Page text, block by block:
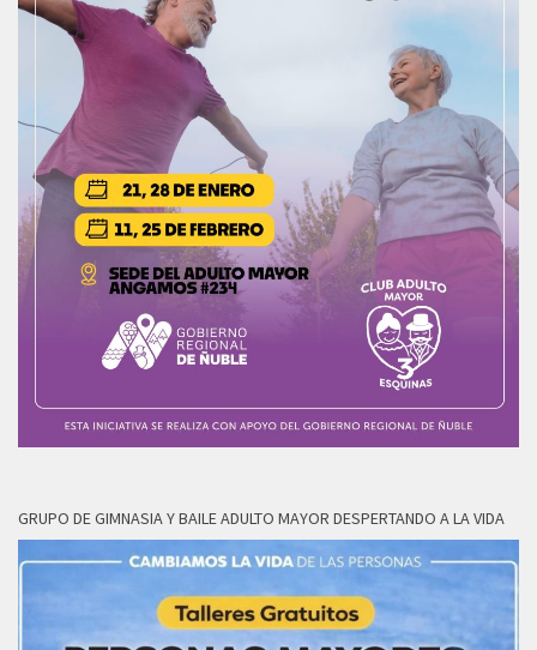
GRUPO DE GIMNASIA Y BAILE ADULTO MAYOR DESPERTANDO A LA VIDA